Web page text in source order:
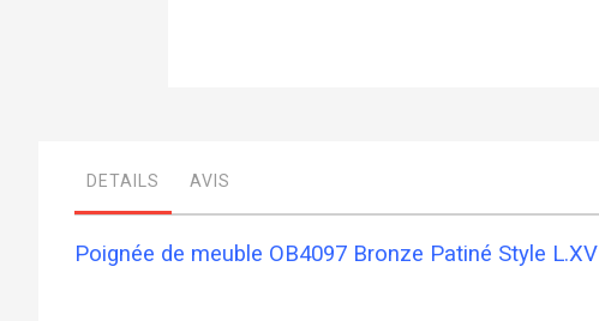
gallery
DETAILS
Poignée de meuble OB4097 Bronze Patiné Style L.XV
AVIS